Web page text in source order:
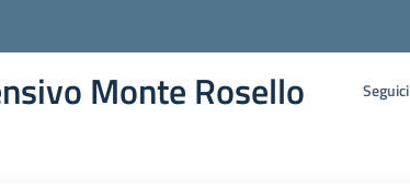
Monte Rosello Seguici